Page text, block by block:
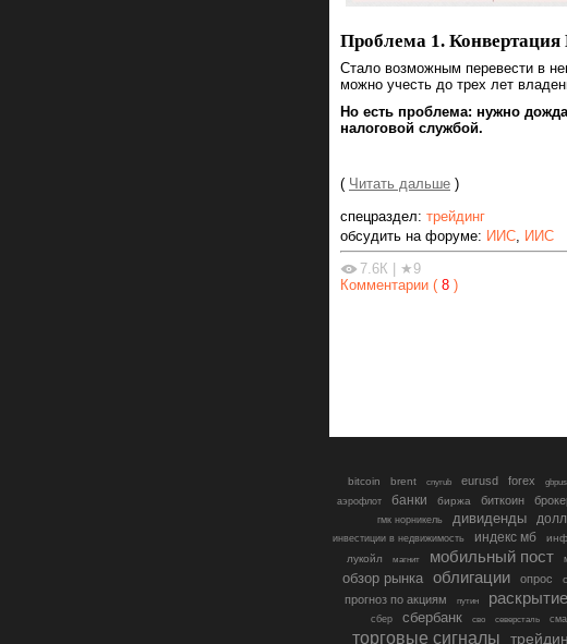
Проблема 1.
Стало возможным перевести в
можно учесть до трех лет
Но есть проблема: нужно
налоговой службой.
( Читать дальше )
спецраздел: трейдинг
обсудить на форуме: ИИС ИИС
7.6К
★9
Комментарии ( 8 )
bitcoin brent cnyrub eurusd forex
аэрофлот банки биржа биткоин
гмк норникель дивиденды
инвестиции в недвижимость индекс мб
лукойл магнит мобильный пост
обзор рынка облигации опрос
прогноз по акциям
путин
сбер сбербанк сво северсталь
торговые сигналы